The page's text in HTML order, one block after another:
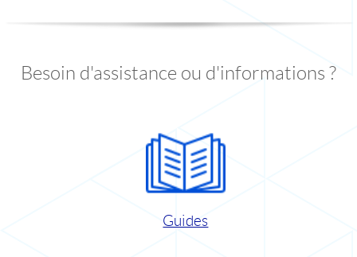
Besoin d'assistance ou d'informations ?
Guides